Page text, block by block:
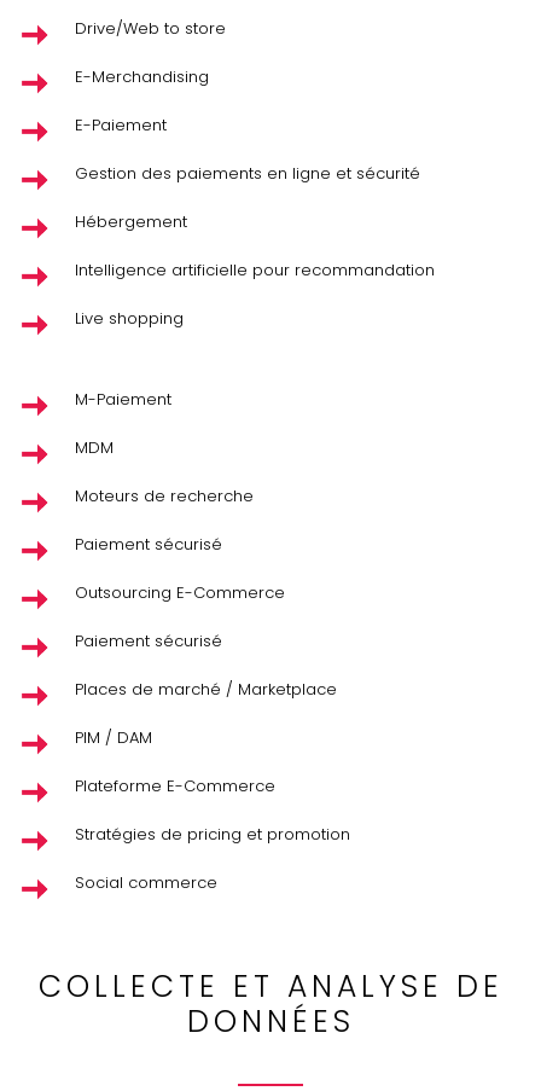
Drive/Web to store
E-Merchandising
E-Paiement
Gestion des paiements en ligne et sécurité
Hébergement
Intelligence artificielle pour recommandation
Live shopping
M-Paiement
MDM
Moteurs de recherche
Paiement sécurisé
Outsourcing E-Commerce
Paiement sécurisé
Places de marché / Marketplace
PIM / DAM
Plateforme E-Commerce
Stratégies de pricing et promotion
Social commerce
COLLECTE ET ANALYSE DE
DONNÉES